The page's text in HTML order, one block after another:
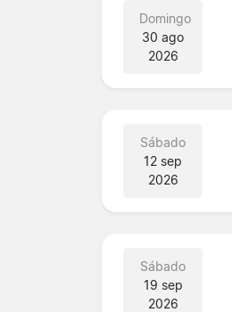
Domingo
30 ago
2026
Sábado
12 sep
2026
Sábado
19 sep
2026